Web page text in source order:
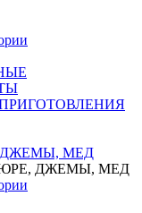
МЕД
ДЖЕМЫ, МЕД